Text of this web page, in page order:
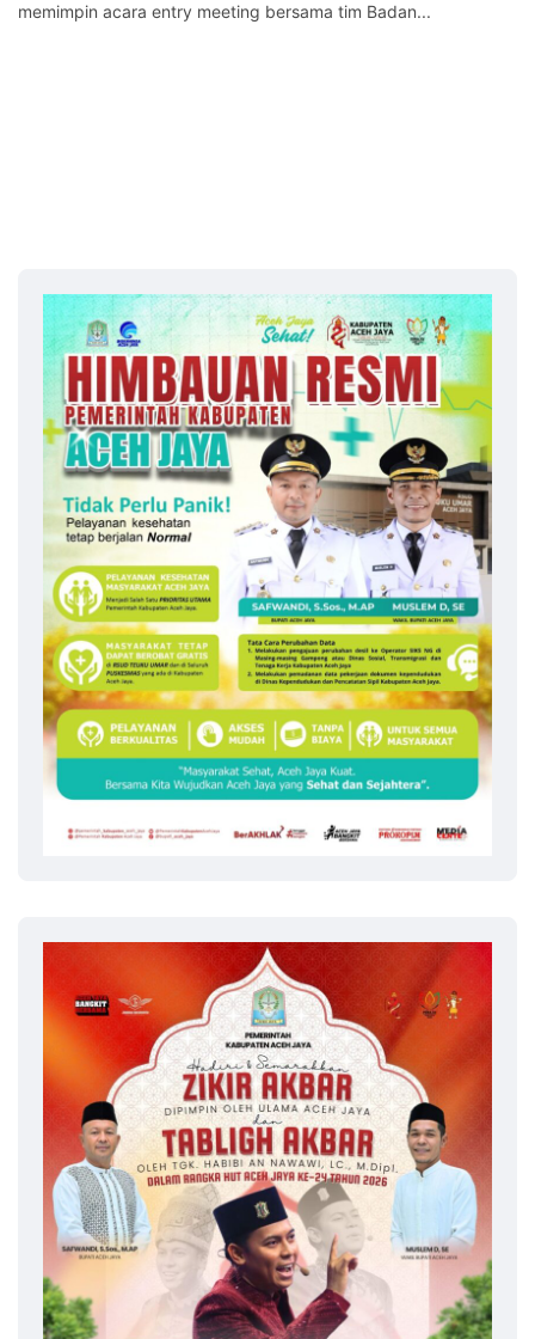
memimpin acara entry meeting bersama tim Badan...